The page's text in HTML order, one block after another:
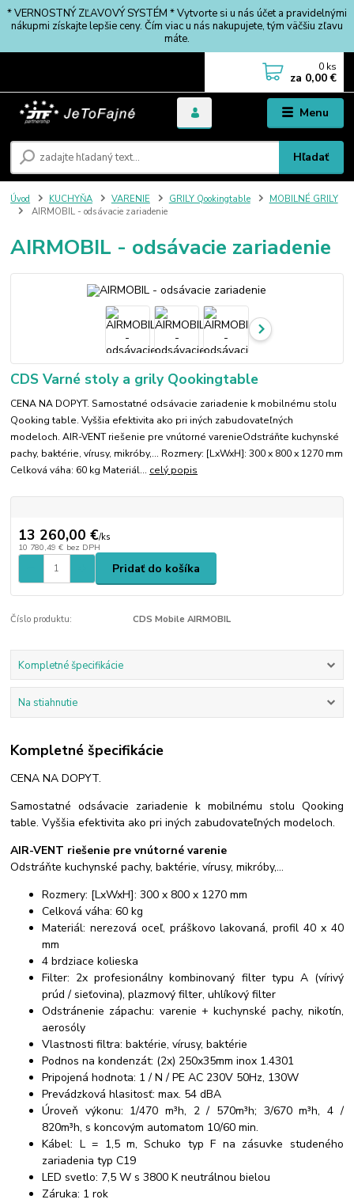
* VERNOSTNÝ ZĽAVOVÝ SYSTÉM * Vytvorte si u nás účet a pravidelnými
nákupmi získajte lepšie ceny. Čím viac u nás nakupujete, tým väčšiu zľavu
máte.
Menu
Hľadať
0 ks
za 0,00 €
Úvod KUCHYŇA VARENIE GRILY Qookingtable
MOBILNÉ GRILY
AIRMOBIL - odsávacie zariadenie
AIRMOBIL - odsávacie zariadenie
CDS Varné stoly a grily Qookingtable
CENA NA DOPYT. Samostatné odsávacie zariadenie k mobilnému stolu
Qooking table. Vyššia efektivita ako pri iných zabudovateľných
modeloch. AIR-VENT riešenie pre vnútorné varenieOdstráňte kuchynské
pachy, baktérie, vírusy, mikróby,... Rozmery: [LxWxH]: 300 x 800 x 1270 mm
Celková váha: 60 kg Materiál... celý popis
13 260,00 €/ks
10 780,49 € bez DPH
Pridať do košíka
Číslo produktu: CDS Mobile AIRMOBIL
Kompletné špecifikácie
Na stiahnutie
Kompletné špecifikácie
CENA NA DOPYT.
Samostatné odsávacie zariadenie k mobilnému stolu Qooking
table. Vyššia efektivita ako pri iných zabudovateľných modeloch.
AIR-VENT riešenie pre vnútorné varenie
Odstráňte kuchynské pachy, baktérie, vírusy, mikróby,...
Rozmery: [LxWxH]: 300 x 800 x 1270 mm
Celková váha: 60 kg
Materiál: nerezová oceľ, práškovo lakovaná, profil 40 x 40
mm
4 brdziace kolieska
Filter: 2x profesionálny kombinovaný filter typu A (vírivý
prúd / sieťovina), plazmový filter, uhlíkový filter
Odstránenie zápachu: varenie + kuchynské pachy, nikotín,
aerosóly
Vlastnosti filtra: baktérie, vírusy, baktérie
Podnos na kondenzát: (2x) 250x35mm inox 1.4301
Pripojená hodnota: 1 / N / PE AC 230V 50Hz, 130W
Prevádzková hlasitosť: max. 54 dBA
Úroveň výkonu: 1/470 m³h, 2 / 570m³h; 3/670 m³h, 4 /
820m³h, s koncovým automatom 10/60 min.
Kábel: L = 1,5 m, Schuko typ F na zásuvke studeného
zariadenia typ C19
LED svetlo: 7,5 W s 3800 K neutrálnou bielou
Záruka: 1 rok